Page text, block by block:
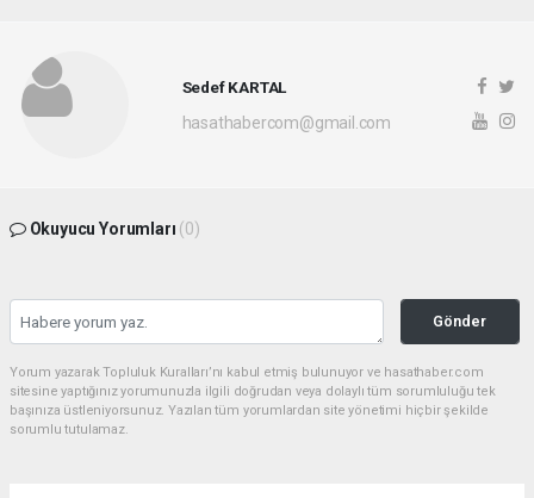
Sedef KARTAL
hasathabercom@gmail.com
Okuyucu Yorumları (0)
Gönder
Yorum yazarak Topluluk Kuralları’nı kabul etmiş bulunuyor ve hasathaber.com
sitesine yaptığınız yorumunuzla ilgili doğrudan veya dolaylı tüm sorumluluğu tek
başınıza üstleniyorsunuz. Yazılan tüm yorumlardan site yönetimi hiçbir şekilde
sorumlu tutulamaz.